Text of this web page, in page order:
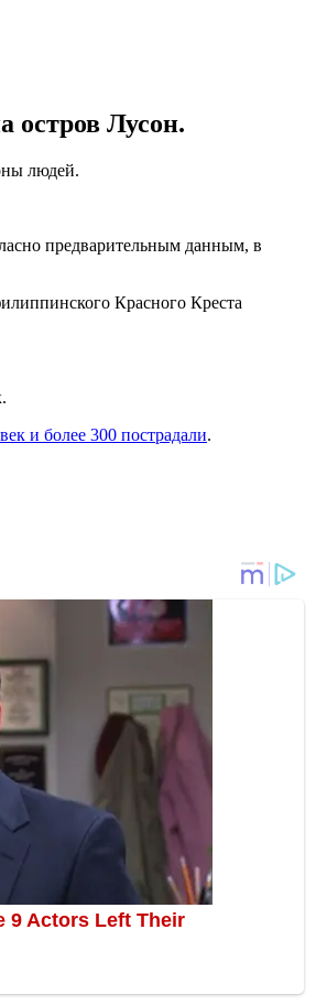
остров Лусон.
людей.
предварительным данным, в
Красного Креста
и более 300 пострадали.